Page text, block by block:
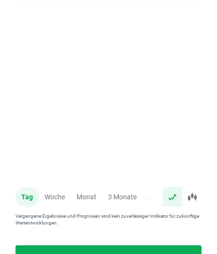
Tag Woche Monat 3 Monate Jahr
Vergangene Ergebnisse und Prognosen sind kein zuverlässiger Indikator für zukünftige
Wertentwicklungen.